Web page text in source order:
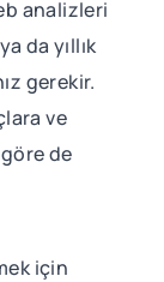
analizleri
da yıllık
gerekir.
ve
de
için